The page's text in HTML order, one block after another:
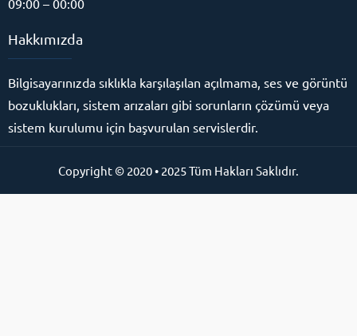
Hakkımızda
Bilgisayarınızda sıklıkla karşılaşılan açılmama, ses ve görüntü
bozuklukları, sistem arızaları gibi sorunların çözümü veya
sistem kurulumu için başvurulan servislerdir.
Copyright © 2020 • 2025 Tüm Hakları Saklıdır.